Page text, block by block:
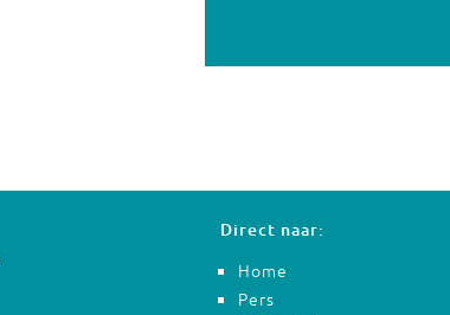
Direct naar:
Home
Pers